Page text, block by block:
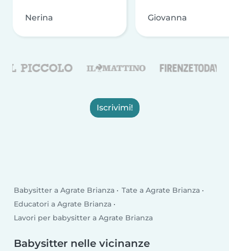
Nerina Giovanna
Iscrivimi!
Babysitter a Agrate Brianza
Tate a Agrate Brianza
Educatori a Agrate Brianza
Lavori per babysitter a Agrate Brianza
Babysitter nelle vicinanze